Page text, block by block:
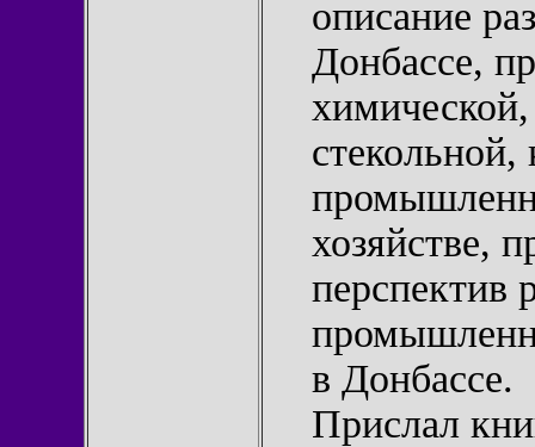
описание
Донбассе,
хозяйстве,
перспектив
в Донбассе.
Прислал